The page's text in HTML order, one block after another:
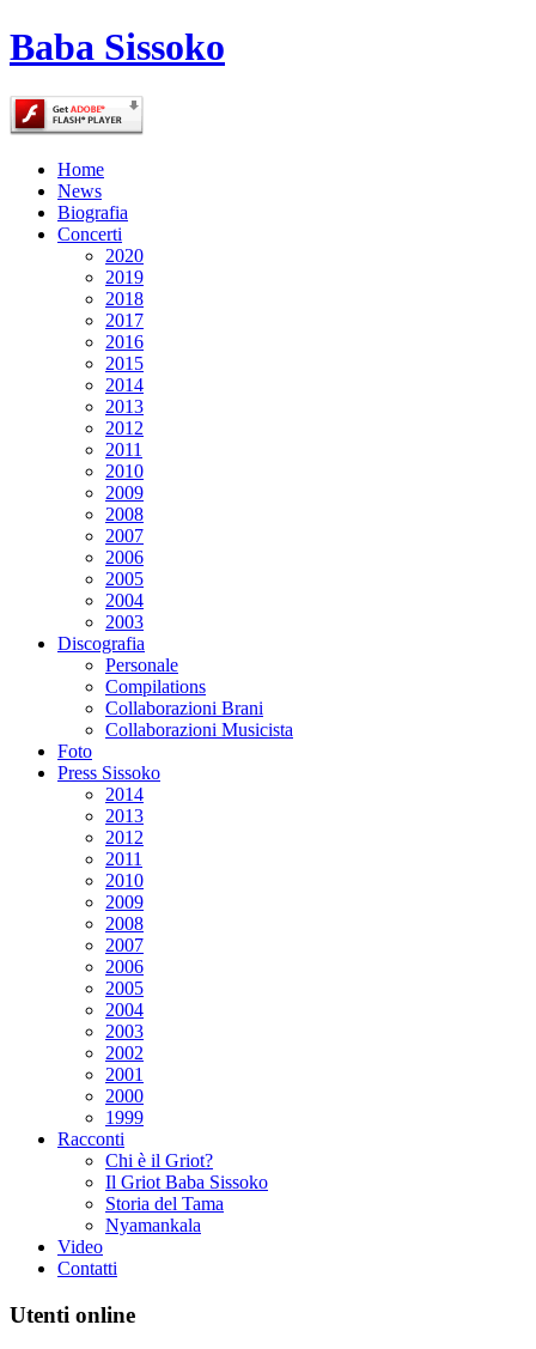
Baba Sissoko
Home
News
Biografia
Concerti
2020
2019
2018
2017
2016
2015
2014
2013
2012
2011
2010
2009
2008
2007
2006
2005
2004
2003
Discografia
Personale
Compilations
Collaborazioni Brani
Collaborazioni Musicista
Foto
Press Sissoko
2014
2013
2012
2011
2010
2009
2008
2007
2006
2005
2004
2003
2002
2001
2000
1999
Racconti
Chi è il Griot?
Il Griot Baba Sissoko
Storia del Tama
Nyamankala
Video
Contatti
Utenti online